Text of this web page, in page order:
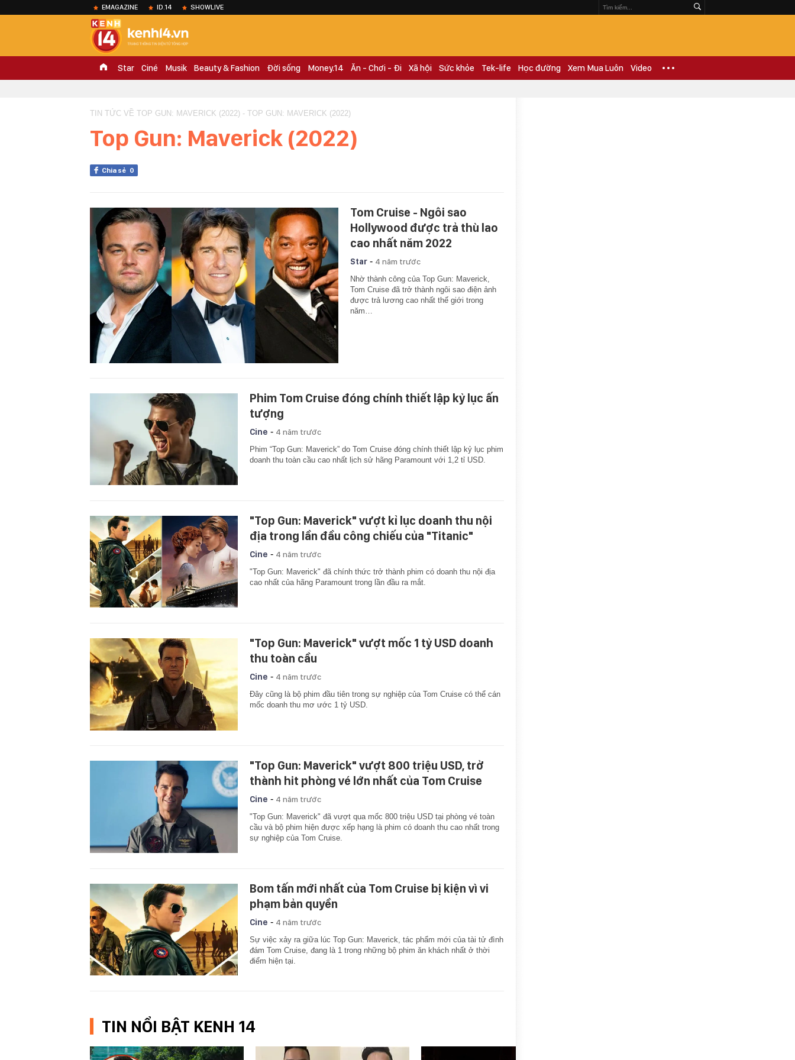
EMAGAZINE ID.14 SHOWLIVE
Star Ciné Musik Beauty & Fashion Đời sống Money.14 Ăn - Chơi - Đi Xã hội Sức khỏe Tek-life Học đường Xem Mua Luôn Video
TIN TỨC VỀ TOP GUN: MAVERICK (2022) - TOP GUN: MAVERICK (2022)
Top Gun: Maverick (2022)
Chia sẻ 0
Tom Cruise - Ngôi sao
Hollywood được trả thù lao
cao nhất năm 2022
Star - 4 năm trước
Nhờ thành công của Top Gun: Maverick,
Tom Cruise đã trở thành ngôi sao điện ảnh
được trả lương cao nhất thế giới trong
năm…
Phim Tom Cruise đóng chính thiết lập kỷ lục ấn
tượng
Cine - 4 năm trước
Phim “Top Gun: Maverick” do Tom Cruise đóng chính thiết lập kỷ lục phim
doanh thu toàn cầu cao nhất lịch sử hãng Paramount với 1,2 tỉ USD.
"Top Gun: Maverick" vượt kỉ lục doanh thu nội
địa trong lần đầu công chiếu của "Titanic"
Cine - 4 năm trước
"Top Gun: Maverick" đã chính thức trở thành phim có doanh thu nội địa
cao nhất của hãng Paramount trong lần đầu ra mắt.
"Top Gun: Maverick" vượt mốc 1 tỷ USD doanh
thu toàn cầu
Cine - 4 năm trước
Đây cũng là bộ phim đầu tiên trong sự nghiệp của Tom Cruise có thể cán
mốc doanh thu mơ ước 1 tỷ USD.
"Top Gun: Maverick" vượt 800 triệu USD, trở
thành hit phòng vé lớn nhất của Tom Cruise
Cine - 4 năm trước
"Top Gun: Maverick" đã vượt qua mốc 800 triệu USD tại phòng vé toàn
cầu và bộ phim hiện được xếp hạng là phim có doanh thu cao nhất trong
sự nghiệp của Tom Cruise.
Bom tấn mới nhất của Tom Cruise bị kiện vì vi
phạm bản quyền
Cine - 4 năm trước
Sự việc xảy ra giữa lúc Top Gun: Maverick, tác phẩm mới của tài tử đình
đám Tom Cruise, đang là 1 trong những bộ phim ăn khách nhất ở thời
điểm hiện tại.
TIN NỔI BẬT KENH 14